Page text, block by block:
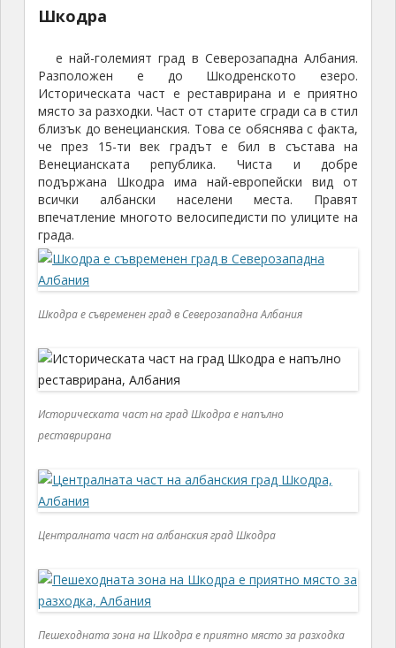
Шкодра
е най-големият град в Северозападна Албания.
Разположен е до Шкодренското езеро.
Историческата част е реставрирана и е приятно
място за разходки. Част от старите сгради са в стил
близък до венецианския. Това се обяснява с факта,
че през 15-ти век градът е бил в състава на
Венецианската република. Чиста и добре
подържана Шкодра има най-европейски вид от
всички албански населени места. Правят
впечатление многото велосипедисти по улиците на
града.
Шкодра е съвременен град в Северозападна Албания
Историческата част на град Шкодра е напълно
реставрирана
Централната част на албанския град Шкодра
Пешеходната зона на Шкодра е приятно място за разходка